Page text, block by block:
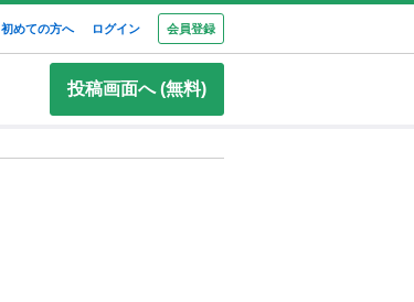
初めての方へ ログイン 会員登録
投稿画面へ (無料)